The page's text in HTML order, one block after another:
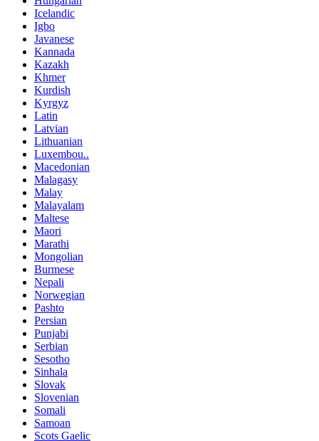
Icelandic
Igbo
Javanese
Kannada
Kazakh
Khmer
Kurdish
Kyrgyz
Latin
Latvian
Lithuanian
Luxembou..
Macedonian
Malagasy
Malay
Malayalam
Maltese
Maori
Marathi
Mongolian
Burmese
Nepali
Norwegian
Pashto
Persian
Punjabi
Serbian
Sesotho
Sinhala
Slovak
Slovenian
Somali
Samoan
Scots Gaelic